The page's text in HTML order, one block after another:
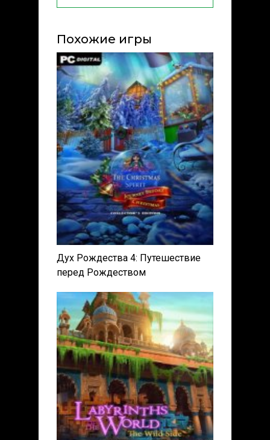
Похожие игры
Дух Рождества 4: Путешествие
перед Рождеством